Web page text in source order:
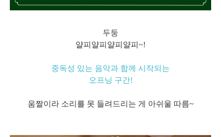
두둥
얄피얄피얄피얄피~!
중독성 있는 음악과 함께 시작되는
오프닝 구간!
움짤이라 소리를 못 들려드리는 게 아쉬울 따름~